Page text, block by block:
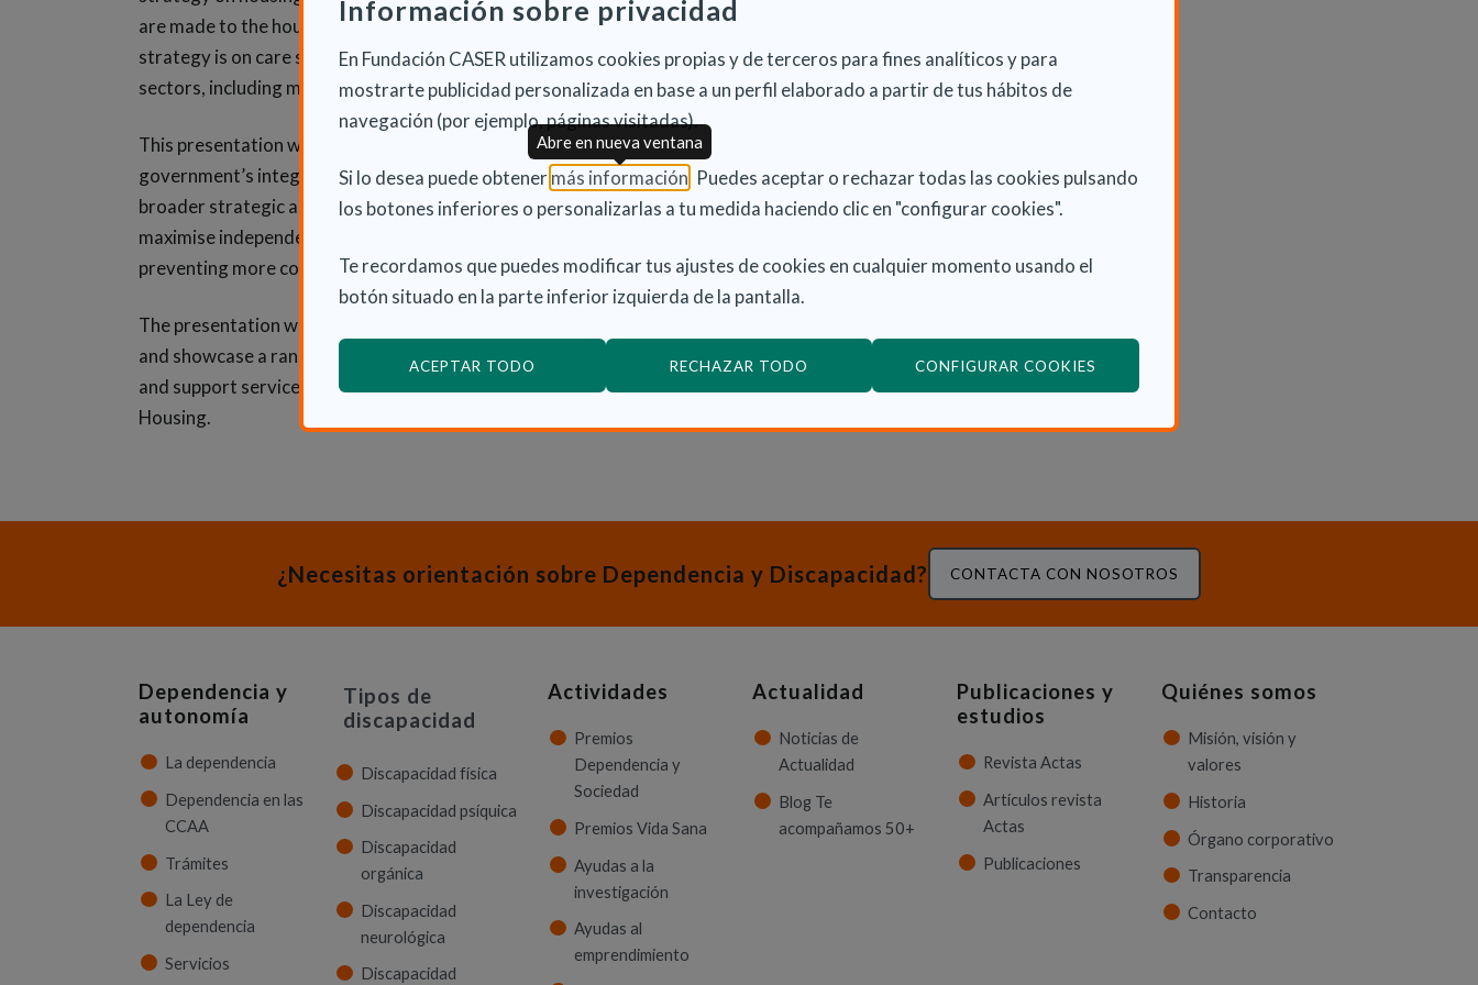
Información sobre privacidad
En Fundación CASER utilizamos cookies propias y de terceros para fines analíticos y para
mostrarte publicidad personalizada en base a un perfil elaborado a partir de tus hábitos de
navegación (por ejemplo, páginas visitadas).
Si lo desea puede obtener más información(Abre en nueva ventana)
. Puedes aceptar o rechazar todas las cookies pulsando
los botones inferiores o personalizarlas a tu medida haciendo clic en "configurar cookies".
Te recordamos que puedes modificar tus ajustes de cookies en cualquier momento usando el
botón situado en la parte inferior izquierda de la pantalla.
ACEPTAR TODO RECHAZAR TODO CONFIGURAR COOKIES
Abre en nueva ventana
are made to the housing needs and aspirations of older people. While the emphasis within the
strategy is on care services, it recognises that a range of staff and services from non-care
sectors, including mainstream and specialist housing, have an important part to play.
This presentation will give details of the high level policy objectives vis a vis the UK
government’s integrated housing, housing and social care agenda and set these out within a
broader strategic approach being developed to both enable more ‘personalised’ services that
maximise independence for people living at home and can achieve ‘care efficiencies’ by
preventing more costly health and social care interventions.
The presentation will also draw on the recommendations set out in the recent Inquiry report
and showcase a range of leading and innovative examples of housing design and related care
and support services for older people in the UK, including the development of Extra Care
Housing.
¿Necesitas orientación sobre Dependencia y Discapacidad? CONTACTA CON NOSOTROS
Dependencia y
autonomía
La dependencia
Dependencia en las
CCAA
Trámites
La Ley de
dependencia
Servicios
Tipos de
discapacidad
Discapacidad física
Discapacidad psíquica
Discapacidad
orgánica
Discapacidad
neurológica
Discapacidad
Actividades
Premios
Dependencia y
Sociedad
Premios Vida Sana
Ayudas a la
investigación
Ayudas al
emprendimiento
Actualidad
Noticias de
Actualidad
Blog Te
acompañamos 50+
Publicaciones y
estudios
Revista Actas
Artículos revista
Actas
Publicaciones
Quiénes somos
Misión, visión y
valores
Historia
Órgano corporativo
Transparencia
Contacto